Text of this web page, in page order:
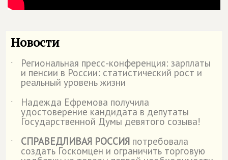
Новости
˙ Региональная пресс-конференция: зарплаты
и пенсии в России: статистический рост и
реальный уровень жизни
˙
Надежда Ефремова получила
удостоверение кандидата в депутаты
Государственной Думы девятого созыва!
˙
СПРАВЕДЛИВАЯ РОССИЯ потребовала
создать Госкомцен и ограничить торговую